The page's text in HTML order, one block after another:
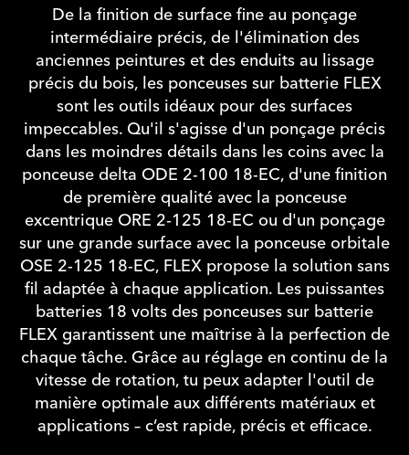
De la finition de surface fine au ponçage
intermédiaire précis, de l'élimination des
anciennes peintures et des enduits au lissage
précis du bois, les ponceuses sur batterie FLEX
sont les outils idéaux pour des surfaces
impeccables. Qu'il s'agisse d'un ponçage précis
dans les moindres détails dans les coins avec la
ponceuse delta ODE 2-100 18-EC, d'une finition
de première qualité avec la ponceuse
excentrique ORE 2-125 18-EC ou d'un ponçage
sur une grande surface avec la ponceuse orbitale
OSE 2-125 18-EC, FLEX propose la solution sans
fil adaptée à chaque application. Les puissantes
batteries 18 volts des ponceuses sur batterie
FLEX garantissent une maîtrise à la perfection de
chaque tâche. Grâce au réglage en continu de la
vitesse de rotation, tu peux adapter l'outil de
manière optimale aux différents matériaux et
applications – c’est rapide, précis et efficace.